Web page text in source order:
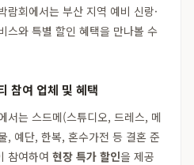
람회에서는 부산 지역 예비 신랑·
스와 특별 할인 혜택을 만나볼 수
참여 업체 및 혜택
서는 스드메(스튜디오, 드레스, 메
, 예단, 한복, 혼수가전 등 결혼 준
참여하여 현장 특가 할인을 제공